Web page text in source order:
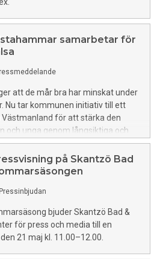
samarbetar för
att de mår bra har minskat under
Nu tar kommunen initiativ till ett
för att stärka den
och unga genom långsiktiga och
på Skantzö Bad
Pressinbjudan
bjuder Skantzö Bad &
för press och media till en
21 maj kl. 11.00–12.00.